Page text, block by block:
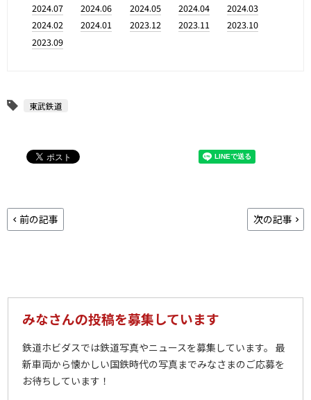
2024.07
2024.06 2024.05 2024.04
2024.03
2024.02
2024.01 2023.12 2023.11
2023.10
2023.09
東武鉄道
前の記事 次の記事
みなさんの投稿を募集しています
鉄道ホビダスでは鉄道写真やニュースを募集しています。 最
新車両から懐かしい国鉄時代の写真までみなさまのご応募を
お待ちしています！